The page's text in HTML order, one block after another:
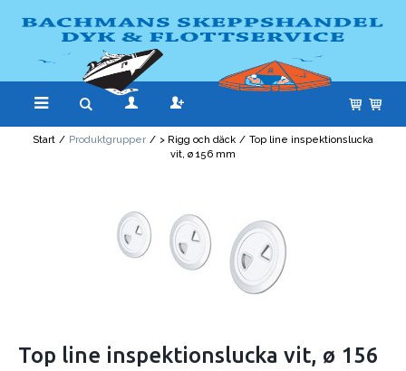
Start / Produktgrupper / > Rigg och däck / Top line inspektionslucka
vit, ø 156 mm
Top line inspektionslucka vit, ø 156